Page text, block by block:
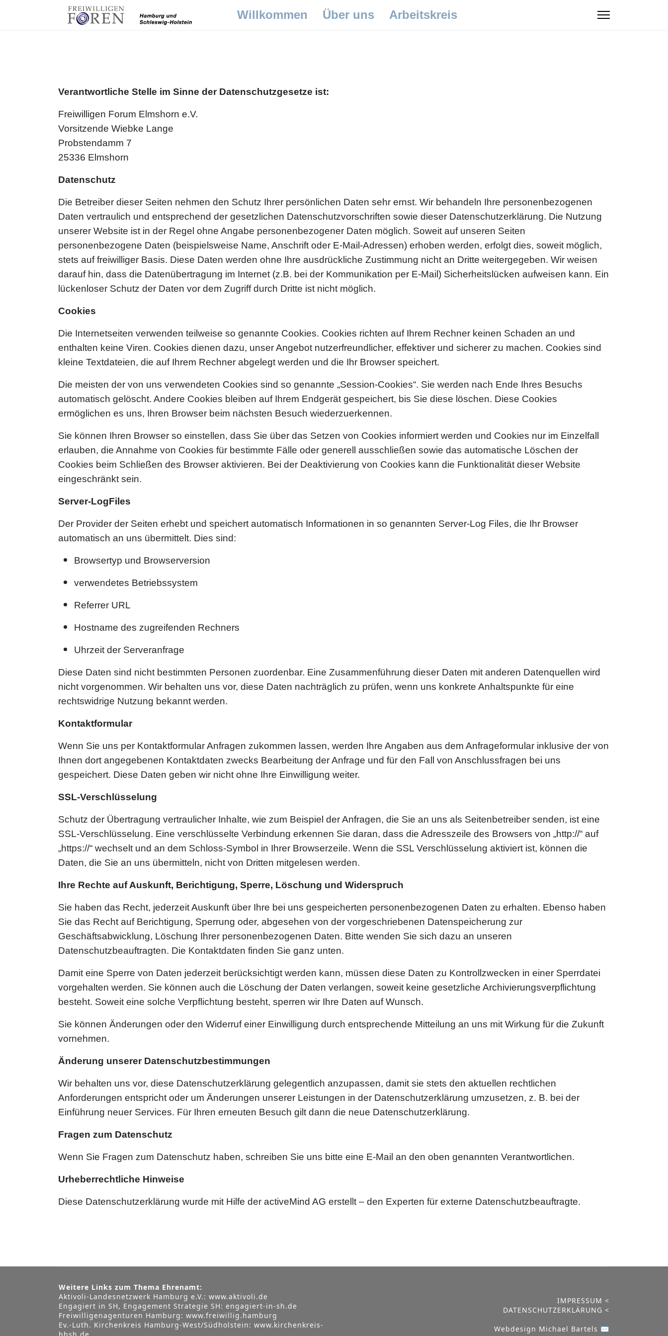
Willkommen Über uns Arbeitskreis
Verantwortliche Stelle im Sinne der Datenschutzgesetze ist:
Freiwilligen Forum Elmshorn e.V.
Vorsitzende Wiebke Lange
Probstendamm 7
25336 Elmshorn
Datenschutz
Die Betreiber dieser Seiten nehmen den Schutz Ihrer persönlichen Daten sehr ernst. Wir behandeln Ihre personenbezogenen
Daten vertraulich und entsprechend der gesetzlichen Datenschutzvorschriften sowie dieser Datenschutzerklärung. Die Nutzung
unserer Website ist in der Regel ohne Angabe personenbezogener Daten möglich. Soweit auf unseren Seiten
personenbezogene Daten (beispielsweise Name, Anschrift oder E-Mail-Adressen) erhoben werden, erfolgt dies, soweit möglich,
stets auf freiwilliger Basis. Diese Daten werden ohne Ihre ausdrückliche Zustimmung nicht an Dritte weitergegeben. Wir weisen
darauf hin, dass die Datenübertragung im Internet (z.B. bei der Kommunikation per E-Mail) Sicherheitslücken aufweisen kann. Ein
lückenloser Schutz der Daten vor dem Zugriff durch Dritte ist nicht möglich.
Cookies
Die Internetseiten verwenden teilweise so genannte Cookies. Cookies richten auf Ihrem Rechner keinen Schaden an und
enthalten keine Viren. Cookies dienen dazu, unser Angebot nutzerfreundlicher, effektiver und sicherer zu machen. Cookies sind
kleine Textdateien, die auf Ihrem Rechner abgelegt werden und die Ihr Browser speichert.
Die meisten der von uns verwendeten Cookies sind so genannte „Session-Cookies“. Sie werden nach Ende Ihres Besuchs
automatisch gelöscht. Andere Cookies bleiben auf Ihrem Endgerät gespeichert, bis Sie diese löschen. Diese Cookies
ermöglichen es uns, Ihren Browser beim nächsten Besuch wiederzuerkennen.
Sie können Ihren Browser so einstellen, dass Sie über das Setzen von Cookies informiert werden und Cookies nur im Einzelfall
erlauben, die Annahme von Cookies für bestimmte Fälle oder generell ausschließen sowie das automatische Löschen der
Cookies beim Schließen des Browser aktivieren. Bei der Deaktivierung von Cookies kann die Funktionalität dieser Website
eingeschränkt sein.
Server-LogFiles
Der Provider der Seiten erhebt und speichert automatisch Informationen in so genannten Server-Log Files, die Ihr Browser
automatisch an uns übermittelt. Dies sind:
Browsertyp und Browserversion
verwendetes Betriebssystem
Referrer URL
Hostname des zugreifenden Rechners
Uhrzeit der Serveranfrage
Diese Daten sind nicht bestimmten Personen zuordenbar. Eine Zusammenführung dieser Daten mit anderen Datenquellen wird
nicht vorgenommen. Wir behalten uns vor, diese Daten nachträglich zu prüfen, wenn uns konkrete Anhaltspunkte für eine
rechtswidrige Nutzung bekannt werden.
Kontaktformular
Wenn Sie uns per Kontaktformular Anfragen zukommen lassen, werden Ihre Angaben aus dem Anfrageformular inklusive der von
Ihnen dort angegebenen Kontaktdaten zwecks Bearbeitung der Anfrage und für den Fall von Anschlussfragen bei uns
gespeichert. Diese Daten geben wir nicht ohne Ihre Einwilligung weiter.
SSL-Verschlüsselung
Schutz der Übertragung vertraulicher Inhalte, wie zum Beispiel der Anfragen, die Sie an uns als Seitenbetreiber senden, ist eine
SSL-Verschlüsselung. Eine verschlüsselte Verbindung erkennen Sie daran, dass die Adresszeile des Browsers von „http://“ auf
„https://“ wechselt und an dem Schloss-Symbol in Ihrer Browserzeile. Wenn die SSL Verschlüsselung aktiviert ist, können die
Daten, die Sie an uns übermitteln, nicht von Dritten mitgelesen werden.
Ihre Rechte auf Auskunft, Berichtigung, Sperre, Löschung und Widerspruch
Sie haben das Recht, jederzeit Auskunft über Ihre bei uns gespeicherten personenbezogenen Daten zu erhalten. Ebenso haben
Sie das Recht auf Berichtigung, Sperrung oder, abgesehen von der vorgeschriebenen Datenspeicherung zur
Geschäftsabwicklung, Löschung Ihrer personenbezogenen Daten. Bitte wenden Sie sich dazu an unseren
Datenschutzbeauftragten. Die Kontaktdaten finden Sie ganz unten.
Damit eine Sperre von Daten jederzeit berücksichtigt werden kann, müssen diese Daten zu Kontrollzwecken in einer Sperrdatei
vorgehalten werden. Sie können auch die Löschung der Daten verlangen, soweit keine gesetzliche Archivierungsverpflichtung
besteht. Soweit eine solche Verpflichtung besteht, sperren wir Ihre Daten auf Wunsch.
Sie können Änderungen oder den Widerruf einer Einwilligung durch entsprechende Mitteilung an uns mit Wirkung für die Zukunft
vornehmen.
Änderung unserer Datenschutzbestimmungen
Wir behalten uns vor, diese Datenschutzerklärung gelegentlich anzupassen, damit sie stets den aktuellen rechtlichen
Anforderungen entspricht oder um Änderungen unserer Leistungen in der Datenschutzerklärung umzusetzen, z. B. bei der
Einführung neuer Services. Für Ihren erneuten Besuch gilt dann die neue Datenschutzerklärung.
Fragen zum Datenschutz
Wenn Sie Fragen zum Datenschutz haben, schreiben Sie uns bitte eine E-Mail an den oben genannten Verantwortlichen.
Urheberrechtliche Hinweise
Diese Datenschutzerklärung wurde mit Hilfe der activeMind AG erstellt – den Experten für externe Datenschutzbeauftragte.
Weitere Links zum Thema Ehrenamt:
Aktivoli-Landesnetzwerk Hamburg e.V.: www.aktivoli.de
Engagiert in SH, Engagement Strategie SH: engagiert-in-sh.de
Freiwilligenagenturen Hamburg: www.freiwillig.hamburg
Ev.-Luth. Kirchenkreis Hamburg-West/Südholstein: www.kirchenkreis-
IMPRESSUM <
DATENSCHUTZERKLÄRUNG <
Webdesign Michael Bartels ✉